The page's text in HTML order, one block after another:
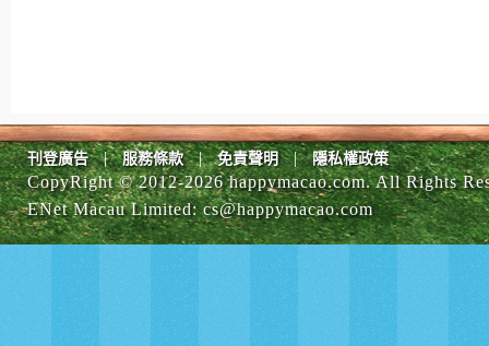
刊登廣告 | 服務條款 | 免責聲明 | 隱私權政策
CopyRight © 2012-2026 happymacao.com. All Rights
ENet Macau Limited:cs@happymacao.com